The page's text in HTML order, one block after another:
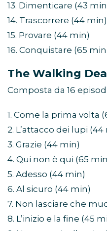
13. Dimenticare (43
14. Trascorrere (44 min)
15. Provare (44 min)
16. Conquistare (65
The Walking
Composta da 16
1. Come la prima volta
2. L’attacco dei lupi (44
3. Grazie (44 min)
4. Qui non è qui (65
5. Adesso (44 min)
6. Al sicuro (44 min)
7. Non lasciare che
8. L’inizio e la fine (45